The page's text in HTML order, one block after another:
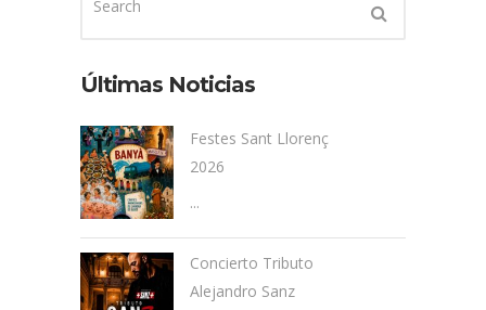
Últimas Noticias
Festes Sant Llorenç
2026
...
Concierto Tributo
Alejandro Sanz